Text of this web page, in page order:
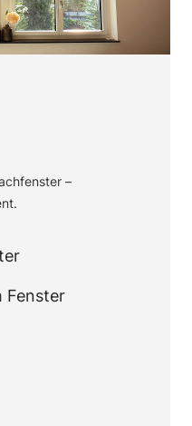
–
Fenster